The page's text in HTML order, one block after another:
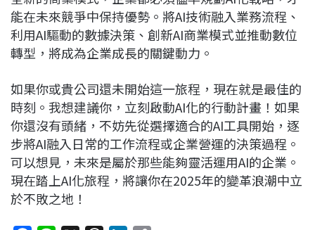
能在未來競爭中保持優勢。將AI技術融入業務流程、
利用AI驅動的數據決策、創新AI商業模式並推動數位
轉型，將成為企業成長的關鍵動力。
如果你或貴公司還未開始這一旅程，現在就是最佳的
時刻。我想建議你，立刻啟動AI化的行動計畫！如果
你還沒有頭緒，不妨先從選擇適合的AI工具開始，逐
步將AI融入日常的工作流程或企業營運的決策過程。
可以想見，未來是屬於那些能夠靈活運用AI的企業。
現在踏上AI化旅程，將讓你在2025年的變革浪潮中立
於不敗之地！